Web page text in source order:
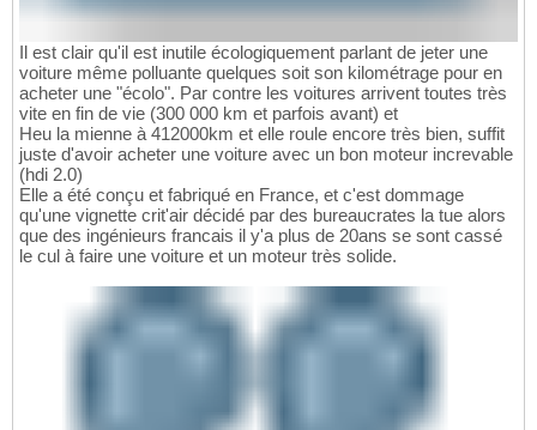
Il est clair qu'il est inutile écologiquement parlant de jeter une
voiture même polluante quelques soit son kilométrage pour en
acheter une "écolo". Par contre les voitures arrivent toutes très
vite en fin de vie (300 000 km et parfois avant) et
Heu la mienne à 412000km et elle roule encore très bien, suffit
juste d'avoir acheter une voiture avec un bon moteur increvable
(hdi 2.0)
Elle a été conçu et fabriqué en France, et c'est dommage
qu'une vignette crit'air décidé par des bureaucrates la tue alors
que des ingénieurs francais il y'a plus de 20ans se sont cassé
le cul à faire une voiture et un moteur très solide.